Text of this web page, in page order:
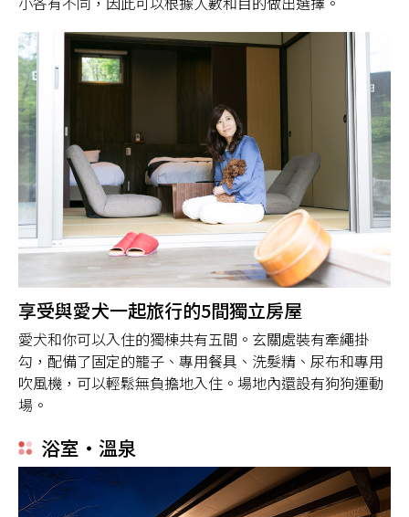
享受與愛犬一起旅行的5間獨立房屋
愛犬和你可以入住的獨棟共有五間。玄關處裝有牽繩掛
勾，配備了固定的籠子、專用餐具、洗髮精、尿布和專用
吹風機，可以輕鬆無負擔地入住。場地內還設有狗狗運動
場。
浴室・溫泉